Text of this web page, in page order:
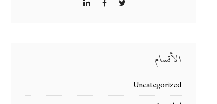
الأقسام
Uncategorized